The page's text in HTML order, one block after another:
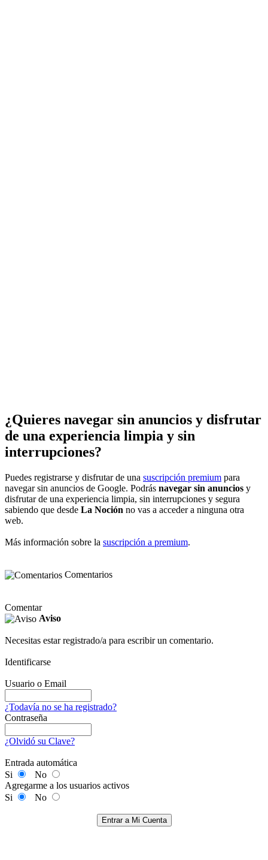
¿Quieres navegar sin anuncios y disfrutar
de una experiencia limpia y sin
interrupciones?
Puedes registrarse y disfrutar de una suscripción premium para
navegar sin anuncios de Google. Podrás navegar sin anuncios y
disfrutar de una experiencia limpia, sin interrupciones y segura
sabiendo que desde La Noción no vas a acceder a ninguna otra
web.
Más información sobre la suscripción a premium.
Comentarios
Comentar
Aviso
Necesitas estar registrado/a para escribir un comentario.
Identificarse
Usuario o Email
¿Todavía no se ha registrado?
Contraseña
¿Olvidó su Clave?
Entrada automática
Si
No
Agregarme a los usuarios activos
Si
No
Entrar a Mi Cuenta